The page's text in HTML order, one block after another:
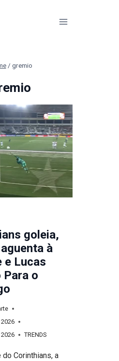
/ gremio
goleia,
à
e Lucas
Para o
TRENDS
do Corinthians, a